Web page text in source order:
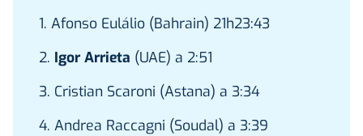
1. Afonso Eulálio (Bahrain) 21h23:43
2. Igor Arrieta (UAE) a 2:51
3. Cristian Scaroni (Astana) a 3:34
4. Andrea Raccagni (Soudal) a 3:39